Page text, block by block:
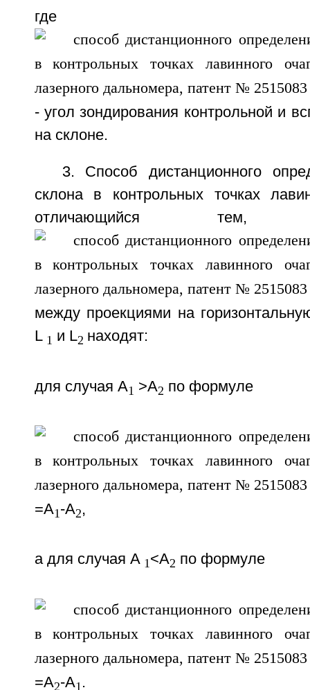
где
- угол зондирования контрольной и
на склоне.
3. Способ дистанционного
склона в контрольных точках
отличающийся
между проекциями на
L1 и L2 находят:
для случая А1 >А2 по формуле
=А1-А2,
а для случая А1<А2 по формуле
=A2-A1 .